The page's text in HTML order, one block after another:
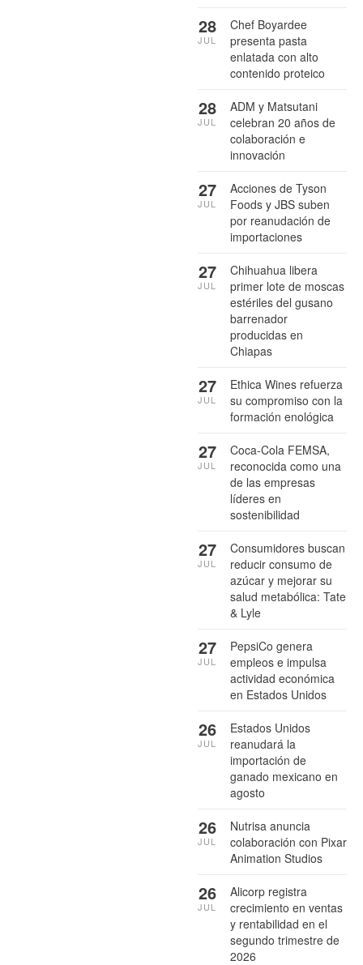
Chef Boyardee
presenta pasta
enlatada con alto
contenido proteico
28
JUL
ADM y Matsutani
celebran 20 años de
colaboración e
innovación
28
JUL
Acciones de Tyson
Foods y JBS suben
por reanudación de
importaciones
27
JUL
Chihuahua libera
primer lote de moscas
estériles del gusano
barrenador
producidas en
Chiapas
27
JUL
Ethica Wines refuerza
su compromiso con la
formación enológica
27
JUL
Coca-Cola FEMSA,
reconocida como una
de las empresas
líderes en
sostenibilidad
27
JUL
Consumidores buscan
reducir consumo de
azúcar y mejorar su
salud metabólica: Tate
& Lyle
27
JUL
PepsiCo genera
empleos e impulsa
actividad económica
en Estados Unidos
27
JUL
Estados Unidos
reanudará la
importación de
ganado mexicano en
agosto
26
JUL
Nutrisa anuncia
colaboración con Pixar
Animation Studios
26
JUL
Alicorp registra
crecimiento en ventas
y rentabilidad en el
segundo trimestre de
2026
26
JUL